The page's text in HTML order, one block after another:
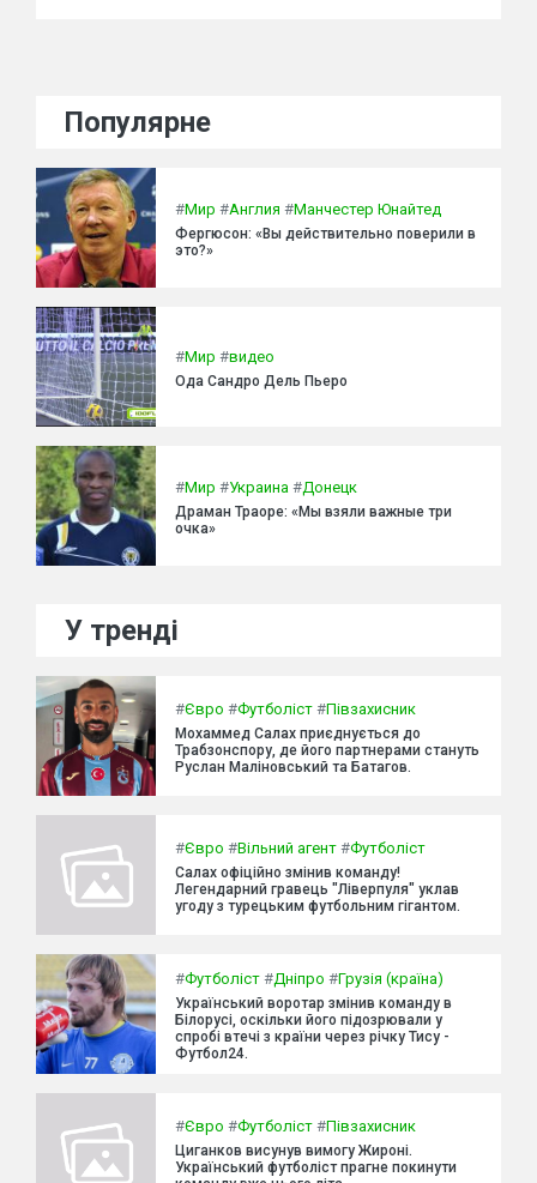
Популярне
#Мир #Англия #Манчестер Юнайтед
Фергюсон: «Вы действительно поверили в
это?»
#Мир #видео
Ода Сандро Дель Пьеро
#Мир #Украина #Донецк
Драман Траоре: «Мы взяли важные три
очка»
У тренді
#Євро #Футболіст #Півзахисник
Мохаммед Салах приєднується до
Трабзонспору, де його партнерами стануть
Руслан Маліновський та Батагов.
#Євро #Вільний агент #Футболіст
Салах офіційно змінив команду!
Легендарний гравець "Ліверпуля" уклав
угоду з турецьким футбольним гігантом.
#Футболіст #Дніпро #Грузія (країна)
Український воротар змінив команду в
Білорусі, оскільки його підозрювали у
спробі втечі з країни через річку Тису -
Футбол24.
#Євро #Футболіст #Півзахисник
Циганков висунув вимогу Жироні.
Український футболіст прагне покинути